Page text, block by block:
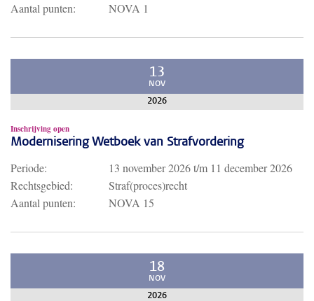
Aantal punten:
NOVA 1
13
NOV
2026
Inschrijving open
Modernisering Wetboek van Strafvordering
Periode: 13 november 2026t/m 11 december 2026
Rechtsgebied:
Straf(proces)recht
Aantal punten:
NOVA 15
18
NOV
2026